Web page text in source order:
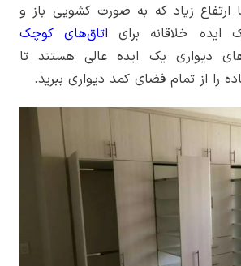
ارتفاع زیاد که به صورت کشویی باز و
خلاقانه برایاتاق‌های کوچک
دیواری یک ایده عالی هستند تا
را از تمام فضای کمد دیواری ببرید.